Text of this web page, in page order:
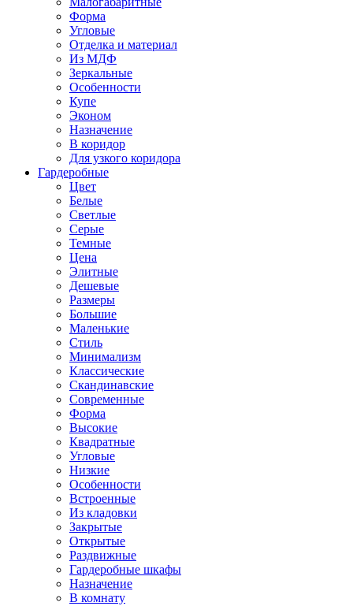
Форма
Угловые
Отделка и материал
Из МДФ
Зеркальные
Особенности
Купе
Эконом
Назначение
В коридор
Для узкого коридора
Гардеробные
Цвет
Белые
Светлые
Серые
Темные
Цена
Элитные
Дешевые
Размеры
Большие
Маленькие
Стиль
Минимализм
Классические
Скандинавские
Современные
Форма
Высокие
Квадратные
Угловые
Низкие
Особенности
Встроенные
Из кладовки
Закрытые
Открытые
Раздвижные
Гардеробные шкафы
Назначение
В комнату